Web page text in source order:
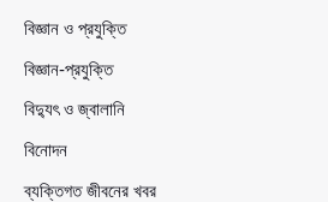
বিজ্ঞান ও প্রযুক্তি
বিজ্ঞান-প্রযুক্তি
বিদ্যুৎ ও জ্বালানি
বিনোদন
ব্যক্তিগত জীবনের খবর